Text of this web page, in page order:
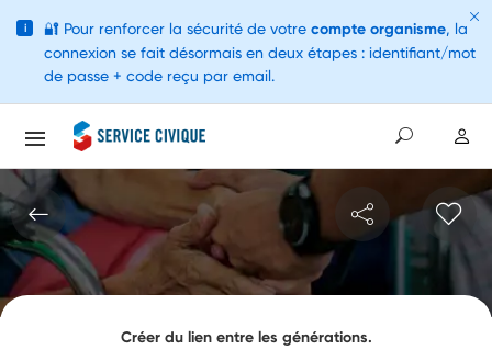
Créer du lien entre les générations.
i 🔐 Pour renforcer la sécurité de votre compte organisme, la
connexion se fait désormais en deux étapes : identifiant/mot
de passe + code reçu par email.